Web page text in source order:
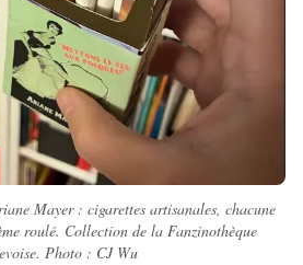
Mayer : cigarettes artisanales, chacune
roulé. Collection de la Fanzinothèque
Photo : CJ Wu